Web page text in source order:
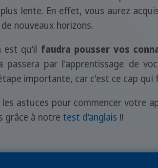
lente. En effet, vous aurez
nouveaux horizons.
qu’il faudra pousser vos
passera par l'apprentissage de
importante, car c'est ce cap
astuces pour commencer votre
grâce à notre test d’anglais !!